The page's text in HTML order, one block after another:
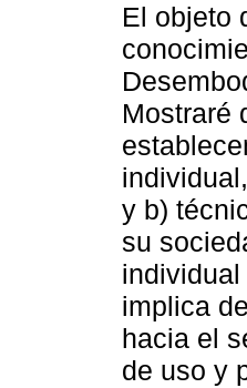
El objeto
Mostraré
y b)
su
implica
hacia el
de uso y